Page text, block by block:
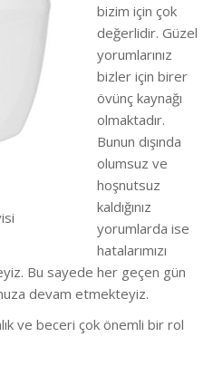
bizim için çok
değerlidir. Güzel
yorumlarınız
bizler için birer
övünç kaynağı
olmaktadır.
Bunun dışında
olumsuz ve
hoşnutsuz
kaldığınız
yorumlarda ise
hatalarımızı
Bu sayede her geçen gün
devam etmekteyiz.
ve beceri çok önemli bir rol